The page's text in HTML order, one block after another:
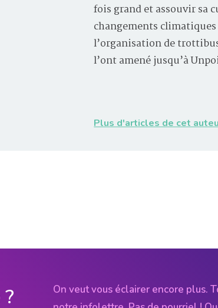
fois grand et assouvir sa
changements
l’organisation de
l’ont amené jusqu’à
Plus d'articles de cet
On veut vous éclairer encore plus.